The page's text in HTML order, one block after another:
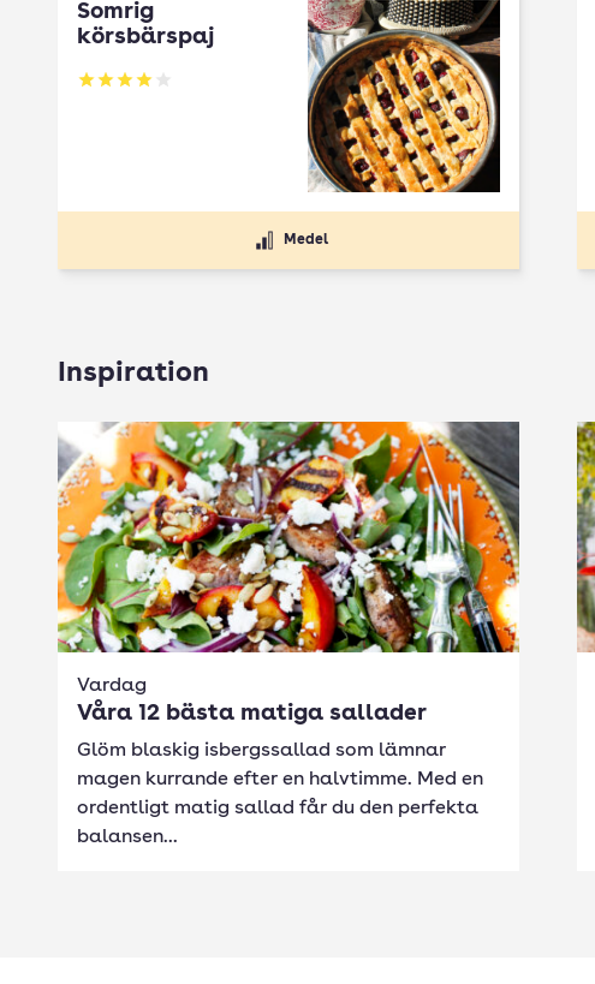
Somrig
körsbärspaj
Betyg: 4 av 5
Medel
Inspiration
Vardag
Våra 12 bästa matiga sallader
Glöm blaskig isbergssallad som lämnar
magen kurrande efter en halvtimme. Med en
ordentligt matig sallad får du den perfekta
balansen...